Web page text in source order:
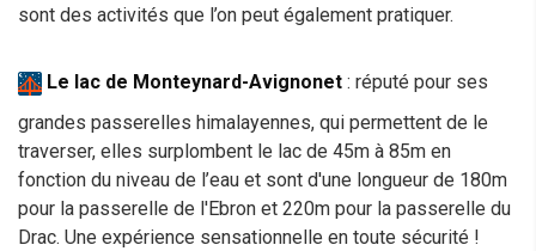
sont des activités que l’on peut également pratiquer.
Le lac de Monteynard-Avignonet : réputé pour ses
grandes passerelles himalayennes, qui permettent de le
traverser, elles surplombent le lac de 45m à 85m en
fonction du niveau de l’eau et sont d'une longueur de 180m
pour la passerelle de l'Ebron et 220m pour la passerelle du
Drac. Une expérience sensationnelle en toute sécurité !